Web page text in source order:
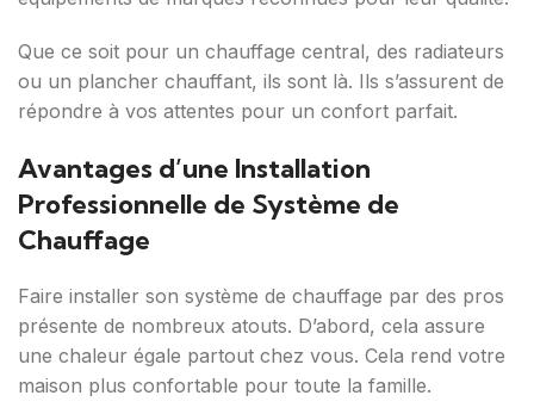
Que ce soit pour un chauffage central, des radiateurs
ou un plancher chauffant, ils sont là. Ils s’assurent de
répondre à vos attentes pour un confort parfait.
Avantages d’une Installation
Professionnelle de Système de
Chauffage
Faire installer son système de chauffage par des pros
présente de nombreux atouts. D’abord, cela assure
une chaleur égale partout chez vous. Cela rend votre
maison plus confortable pour toute la famille.